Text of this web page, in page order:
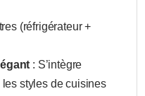
(réfrigérateur +
: S’intègre
styles de cuisines